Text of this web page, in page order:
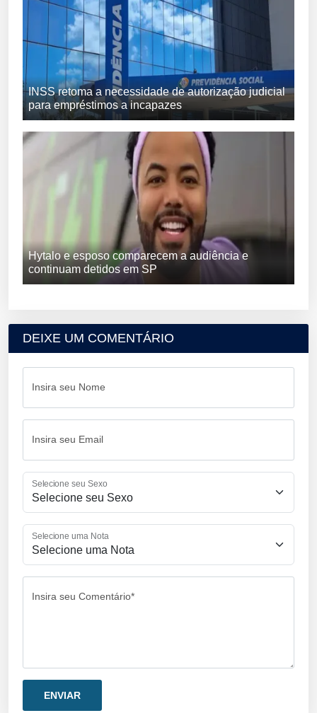
INSS retoma a necessidade de autorização judicial
para empréstimos a incapazes
Hytalo e esposo comparecem a audiência e
continuam detidos em SP
DEIXE UM COMENTÁRIO
Insira seu Nome
Insira seu Email
Selecione seu Sexo
Selecione uma Nota
Insira seu Comentário*